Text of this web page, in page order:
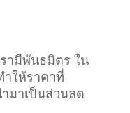
ามีพันธมิตร ใน
ำให้ราคาที่
มาเป็นส่วนลด